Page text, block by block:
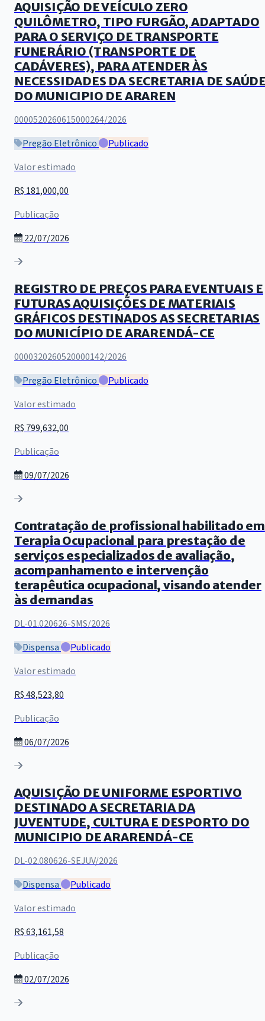
AQUISIÇÃO DE VEÍCULO ZERO
QUILÔMETRO, TIPO FURGÃO, ADAPTADO
PARA O SERVIÇO DE TRANSPORTE
FUNERÁRIO (TRANSPORTE DE
CADÁVERES), PARA ATENDER ÀS
NECESSIDADES DA SECRETARIA DE
DO MUNICIPIO DE ARAREN
0000520260615000264/2026
Pregão Eletrônico
Publicado
Valor estimado
R$ 181,000,00
Publicação
22/07/2026
REGISTRO DE PREÇOS PARA EVENTUAIS E
FUTURAS AQUISIÇÕES DE MATERIAIS
GRÁFICOS DESTINADOS AS SECRETARIAS
DO MUNICÍPIO DE ARARENDÁ-CE
0000320260520000142/2026
Pregão Eletrônico
Publicado
Valor estimado
R$ 799,632,00
Publicação
09/07/2026
Contratação de profissional habilitado em
Terapia Ocupacional para prestação de
serviços especializados de avaliação,
acompanhamento e intervenção
terapêutica ocupacional, visando atender
às demandas
DL-01.020626-SMS/2026
Dispensa
Publicado
Valor estimado
R$ 48,523,80
Publicação
06/07/2026
AQUISIÇÃO DE UNIFORME ESPORTIVO
DESTINADO A SECRETARIA DA
JUVENTUDE, CULTURA E DESPORTO DO
MUNICIPIO DE ARARENDÁ-CE
DL-02.080626-SEJUV/2026
Dispensa
Publicado
Valor estimado
R$ 63,161,58
Publicação
02/07/2026